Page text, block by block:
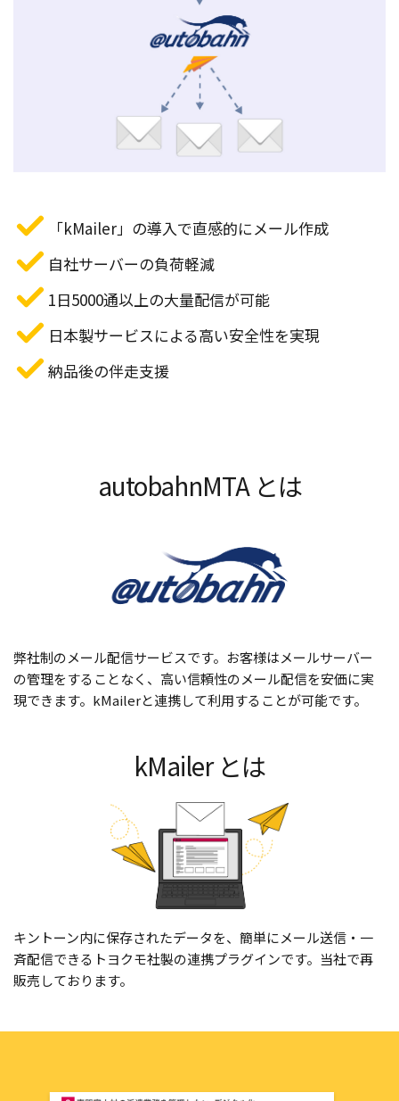
「kMailer」の導入で直感的にメール作成
自社サーバーの負荷軽減
1日5000通以上の大量配信が可能
日本製サービスによる高い安全性を実現
納品後の伴走支援
autobahnMTA とは
弊社制のメール配信サービスです。お客様はメールサーバー
の管理をすることなく、高い信頼性のメール配信を安価に実
現できます。kMailerと連携して利用することが可能です。
kMailer とは
キントーン内に保存されたデータを、簡単にメール送信・一
斉配信できるトヨクモ社製の連携プラグインです。当社で再
販売しております。